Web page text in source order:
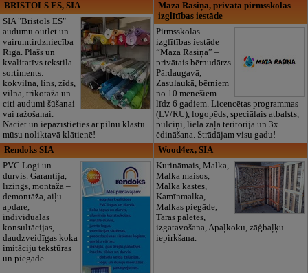
BRISTOLS ES, SIA
SIA "Bristols ES"
audumu outlet un
vairumtirdzniecība
Rīgā. Plašs un
kvalitatīvs tekstila
sortiments:
kokvilna, lins, zīds,
vilna, trikotāža un
citi audumi šūšanai
vai ražošanai.
Nāciet un iepazīstieties ar pilnu klāstu
mūsu noliktavā klātienē!
Maza Rasiņa, privātā pirmsskolas
izglītības iestāde
Pirmsskolas
izglītības iestāde
“Maza Rasiņa” –
privātais bērnudārzs
Pārdaugavā,
Zasulaukā, bērniem
no 10 mēnešiem
līdz 6 gadiem. Licencētas programmas
(LV/RU), logopēds, speciālais atbalsts,
pulciņi, liela zaļa teritorija un 3x
ēdināšana. Strādājam visu gadu!
Rendoks SIA
PVC Logi un
durvis. Garantija,
līzings, montāža –
demontāža, aiļu
apdare,
individuālas
konsultācijas,
daudzveidīgas koka
imitāciju tekstūras
un piegāde.
Wood4ex, SIA
Kurināmais, Malka,
Malka maisos,
Malka kastēs,
Kamīnmalka,
Malkas piegāde,
Taras paletes,
izgatavošana, Apaļkoku, zāģbaļķu
iepirkšana.